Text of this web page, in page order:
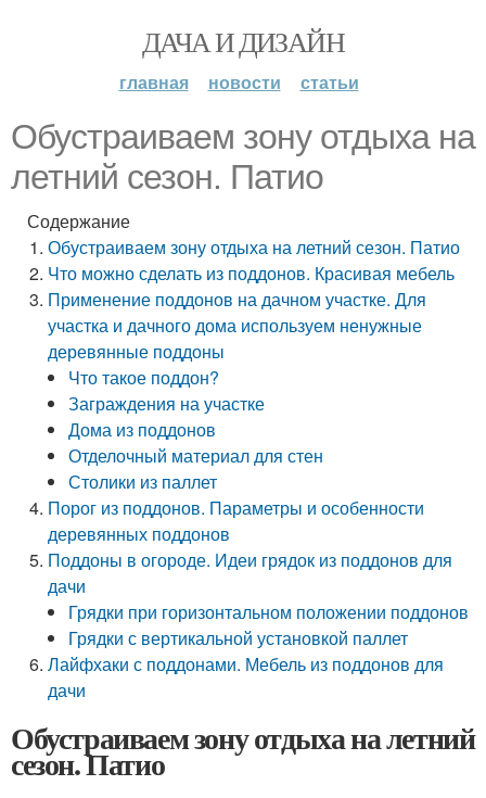
ДАЧА И ДИЗАЙН
главная новости статьи
Обустраиваем зону отдыха на
летний сезон. Патио
Содержание
Обустраиваем зону отдыха на летний сезон. Патио
Что можно сделать из поддонов. Красивая мебель
Применение поддонов на дачном участке. Для
участка и дачного дома используем ненужные
деревянные поддоны
Что такое поддон?
Заграждения на участке
Дома из поддонов
Отделочный материал для стен
Столики из паллет
Порог из поддонов. Параметры и особенности
деревянных поддонов
Поддоны в огороде. Идеи грядок из поддонов для
дачи
Грядки при горизонтальном положении поддонов
Грядки с вертикальной установкой паллет
Лайфхаки с поддонами. Мебель из поддонов для
дачи
Обустраиваем зону отдыха на летний
сезон. Патио